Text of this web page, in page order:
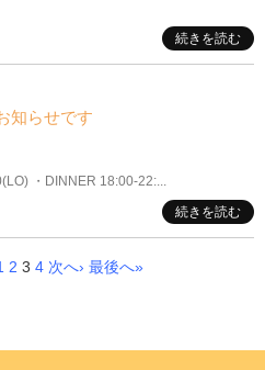
続きを読む
知らせです
・DINNER 18:00-22:...
続きを読む
2 3 4 次へ› 最後へ»